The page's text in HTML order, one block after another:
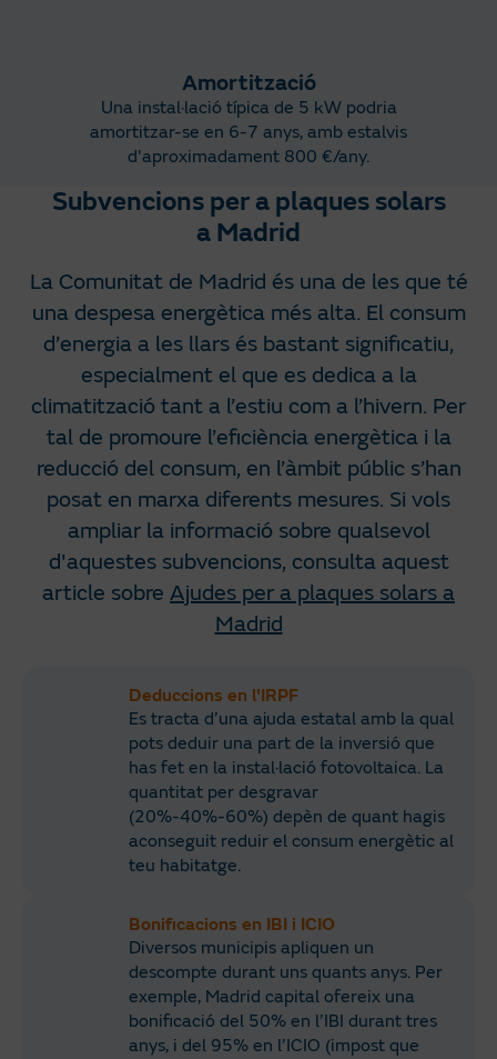
Amortització
Una instal·lació típica de 5 kW podria
amortitzar-se en 6-7 anys, amb estalvis
d'aproximadament 800 €/any.
Subvencions per a plaques solars
a Madrid
La Comunitat de Madrid és una de les que té
una despesa energètica més alta. El consum
d’energia a les llars és bastant significatiu,
especialment el que es dedica a la
climatització tant a l’estiu com a l’hivern. Per
tal de promoure l’eficiència energètica i la
reducció del consum, en l’àmbit públic s’han
posat en marxa diferents mesures. Si vols
ampliar la informació sobre qualsevol
d'aquestes subvencions, consulta aquest
article sobre Ajudes per a plaques solars a
Madrid
Deduccions en l'IRPF
Es tracta d’una ajuda estatal amb la qual
pots deduir una part de la inversió que
has fet en la instal·lació fotovoltaica. La
quantitat per desgravar
(20%-40%-60%) depèn de quant hagis
aconseguit reduir el consum energètic al
teu habitatge. ​
Bonificacions en IBI i ICIO
Diversos municipis apliquen un
descompte durant uns quants anys. Per
exemple, Madrid capital ofereix una
bonificació del 50% en l’IBI durant tres
anys, i del 95% en l’ICIO (impost que